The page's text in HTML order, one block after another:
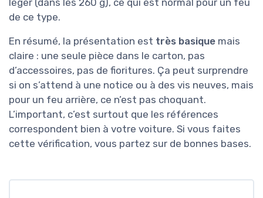
léger (dans les 260 g), ce qui est normal pour un feu
de ce type.
En résumé, la présentation est très basique mais
claire : une seule pièce dans le carton, pas
d’accessoires, pas de fioritures. Ça peut surprendre
si on s’attend à une notice ou à des vis neuves, mais
pour un feu arrière, ce n’est pas choquant.
L’important, c’est surtout que les références
correspondent bien à votre voiture. Si vous faites
cette vérification, vous partez sur de bonnes bases.